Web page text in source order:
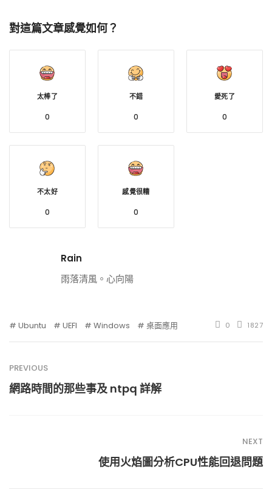
對這篇文章感覺如何？
太棒了
0
不錯
0
愛死了
0
不太好
0
感覺很糟
0
Rain
雨落清風。心向陽
Ubuntu UEFI Windows 桌面應用 0 1827
PREVIOUS
網路時間的那些事及 ntpq 詳解
NEXT
使用火焰圖分析CPU性能回退問題